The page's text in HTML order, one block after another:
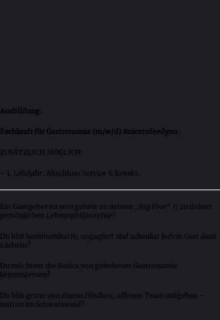
Ausbildung:
Fachkraft für Gastronomie (m/w/d) #nicetofeedyou
ZUSÄTZLICH MÖGLICH:
+ 3. Lehrjahr: Abschluss Service & Events
Ein Gastgeber zu sein gehört zu deinen „Big Five“ // zu deiner
persönlichen Lebensphilosophie?
Du bist kommunikativ, engagiert und schenkst jedem Gast dein
Lächeln?
Du möchtest die Basics von gehobener Gastronomie
kennenlernen?
Du bist gerne von einem frischen, offenen Team umgeben –
mitten im Schwarzwald?